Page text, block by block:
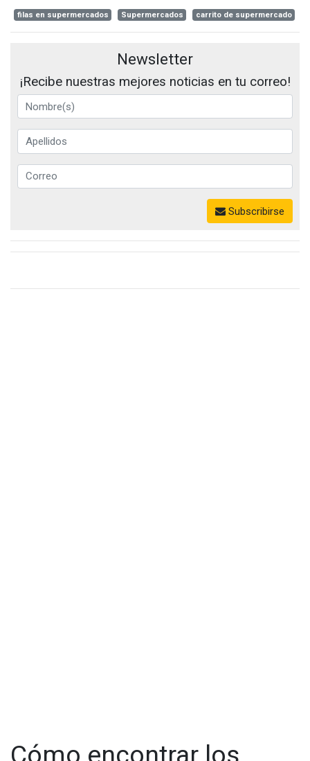
filas en supermercados Supermercados carrito de supermercado
Newsletter
¡Recibe nuestras mejores noticias en tu correo!
Subscribirse
Cómo encontrar los